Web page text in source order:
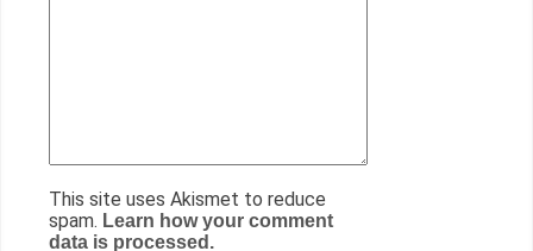
This site uses Akismet to reduce
spam. Learn how your comment
data is processed.